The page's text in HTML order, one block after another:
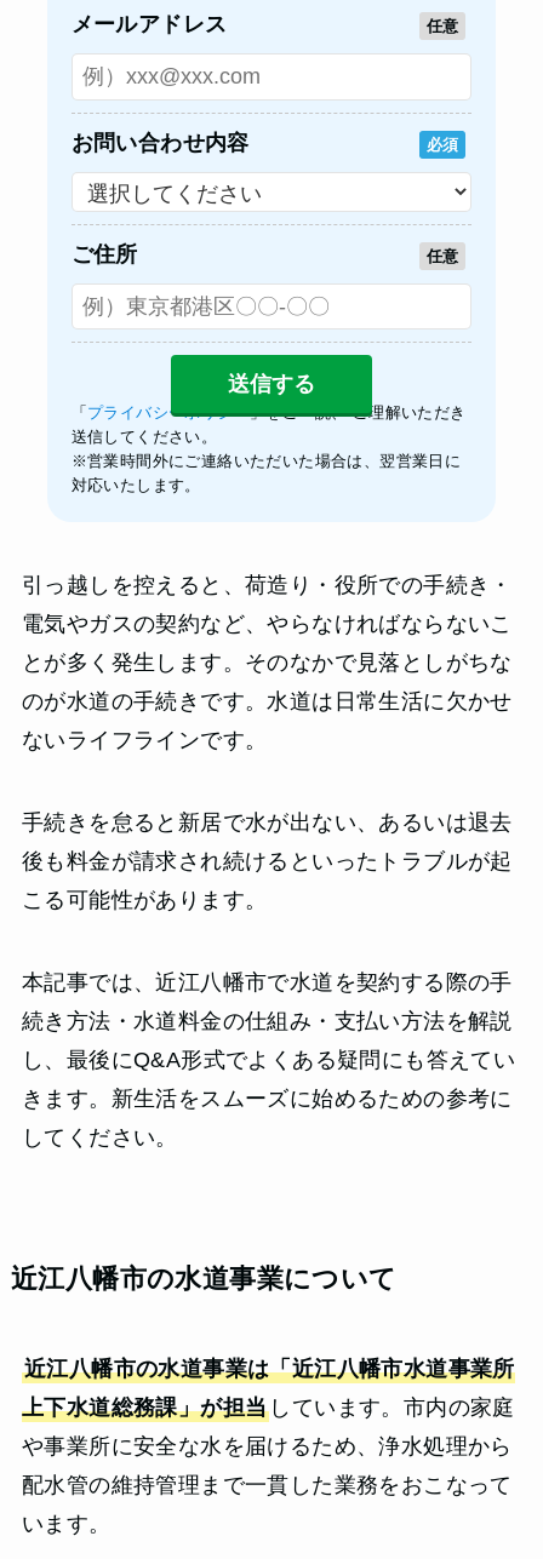
メールアドレス 任意
お問い合わせ内容 必須
ご住所 任意
「 プライバシーポリシー」をご一読、 ご理解いただき
送信してください。
※営業時間外にご連絡いただいた場合は、翌営業日に
対応いたします。
引っ越しを控えると、荷造り・役所での手続き・
電気やガスの契約など、やらなければならないこ
とが多く発生します。そのなかで見落としがちな
のが水道の手続きです。水道は日常生活に欠かせ
ないライフラインです。
手続きを怠ると新居で水が出ない、あるいは退去
後も料金が請求され続けるといったトラブルが起
こる可能性があります。
本記事では、近江八幡市で水道を契約する際の手
続き方法・水道料金の仕組み・支払い方法を解説
し、最後にQ&A形式でよくある疑問にも答えてい
きます。新生活をスムーズに始めるための参考に
してください。
近江八幡市の水道事業について
近江八幡市の水道事業は「近江八幡市水道事業所
上下水道総務課」が担当 しています。市内の家庭
や事業所に安全な水を届けるため、浄水処理から
配水管の維持管理まで一貫した業務をおこなって
います。